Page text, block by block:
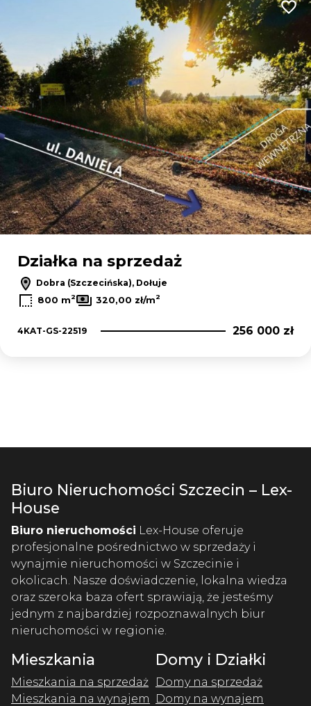
Działka na sprzedaż
Dobra (Szczecińska), Dołuje
800 m2 320,00 zł/m2
4KAT-GS-22519 256 000 zł
Biuro Nieruchomości Szczecin – Lex-
House
Biuro nieruchomości Lex-House oferuje
profesjonalne pośrednictwo w sprzedaży i
wynajmie nieruchomości w Szczecinie i
okolicach. Nasze doświadczenie, lokalna wiedza
oraz szeroka baza ofert sprawiają, że jesteśmy
jednym z najbardziej rozpoznawalnych biur
nieruchomości w regionie.
Mieszkania
Mieszkania na sprzedaż
Mieszkania na wynajem
Domy i Działki
Domy na sprzedaż
Domy na wynajem